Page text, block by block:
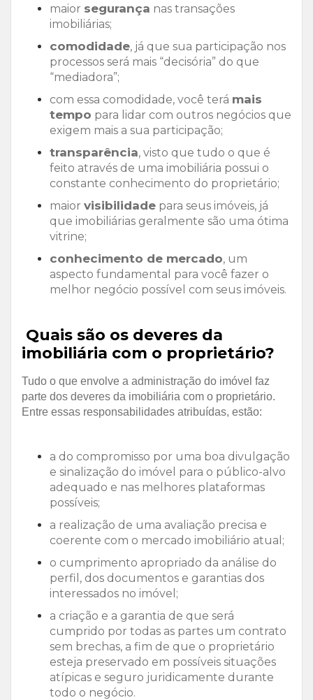
maior segurança nas transações
imobiliárias;
comodidade, já que sua participação nos
processos será mais “decisória” do que
“mediadora”;
com essa comodidade, você terá mais
tempo para lidar com outros negócios que
exigem mais a sua participação;
transparência, visto que tudo o que é
feito através de uma imobiliária possui o
constante conhecimento do proprietário;
maior visibilidade para seus imóveis, já
que imobiliárias geralmente são uma ótima
vitrine;
conhecimento de mercado, um
aspecto fundamental para você fazer o
melhor negócio possível com seus imóveis.
Quais são os deveres da
imobiliária com o proprietário?
Tudo o que envolve a administração do imóvel faz
parte dos deveres da imobiliária com o proprietário.
Entre essas responsabilidades atribuídas, estão:
a do compromisso por uma boa divulgação
e sinalização do imóvel para o público-alvo
adequado e nas melhores plataformas
possíveis;
a realização de uma avaliação precisa e
coerente com o mercado imobiliário atual;
o cumprimento apropriado da análise do
perfil, dos documentos e garantias dos
interessados no imóvel;
a criação e a garantia de que será
cumprido por todas as partes um contrato
sem brechas, a fim de que o proprietário
esteja preservado em possíveis situações
atípicas e seguro juridicamente durante
todo o negócio.